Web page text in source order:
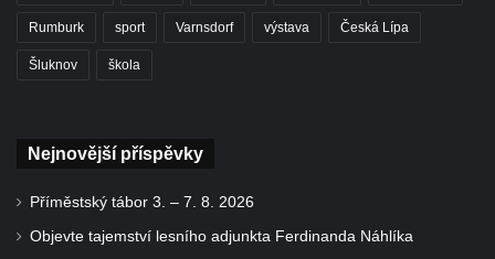
Rumburk sport Varnsdorf výstava Česká Lípa
Šluknov škola
Nejnovější příspěvky
Příměstský tábor 3. – 7. 8. 2026
Objevte tajemství lesního adjunkta Ferdinanda Náhlíka